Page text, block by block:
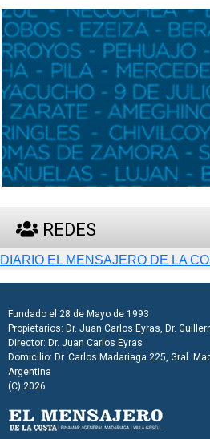
REDES
Propietarios: Dr. Juan Carlos Eyras, Dr.
Director: Dr. Juan Carlos Eyras
Domicilio: Dr. Carlos Madariaga 225, Gral.
Argentina
(C) 2026